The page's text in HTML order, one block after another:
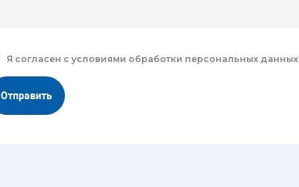
Я согласен сусловиями обработки персональных данных
Отправить